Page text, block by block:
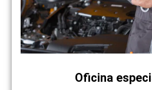
Oficina